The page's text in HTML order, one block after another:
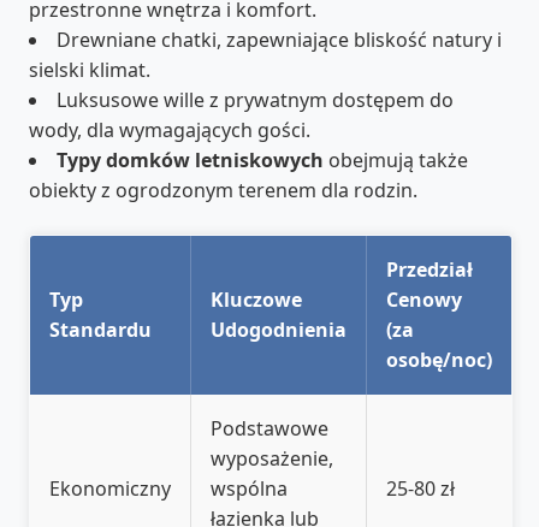
przestronne wnętrza i komfort.
Drewniane chatki, zapewniające bliskość natury i
sielski klimat.
Luksusowe wille z prywatnym dostępem do
wody, dla wymagających gości.
Typy domków letniskowych obejmują także
obiekty z ogrodzonym terenem dla rodzin.
Typ
Standardu
Kluczowe
Udogodnienia
Przedział
Cenowy
(za
osobę/noc)
Ekonomiczny
Podstawowe
wyposażenie,
wspólna
łazienka lub
25-80 zł